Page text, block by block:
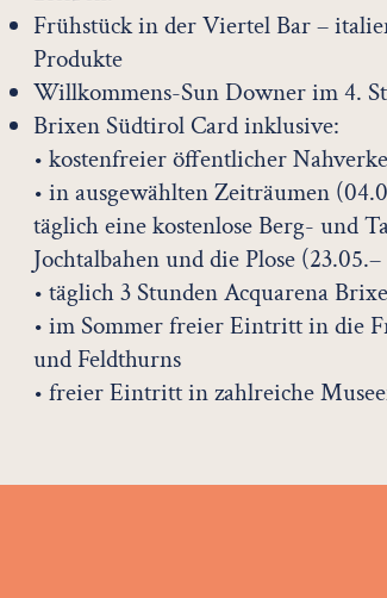
Frühstück in der Viertel Bar –
Produkte
Willkommens-Sun Downer im 4.
Brixen Südtirol Card inklusive:
• kostenfreier öffentlicher
• in ausgewählten Zeiträumen
täglich eine kostenlose Berg- und
Jochtalbahen und die Plose
• täglich 3 Stunden Acquarena
• im Sommer freier Eintritt in die
und Feldthurns
• freier Eintritt in zahlreiche